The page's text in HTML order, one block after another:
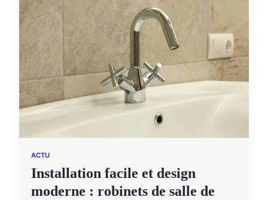
ACTU
Installation facile et design
moderne : robinets de salle de